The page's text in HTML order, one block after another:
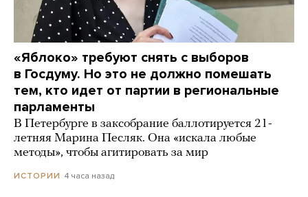
«Яблоко» требуют снять с выборов
в Госдуму. Но это не должно помешать
тем, кто идет от партии в региональные
парламенты
В Петербурге в заксобрание баллотируется 21-
летняя Марина Песляк. Она «искала любые
методы», чтобы агитировать за мир
ИСТОРИИ 4 часа назад